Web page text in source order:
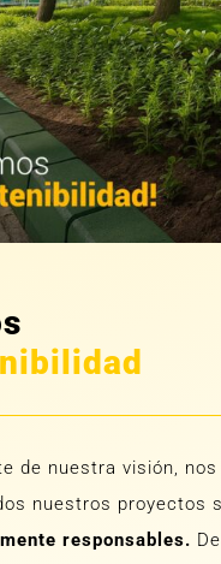
de nuestra visión,
nuestros proyectos
responsables.